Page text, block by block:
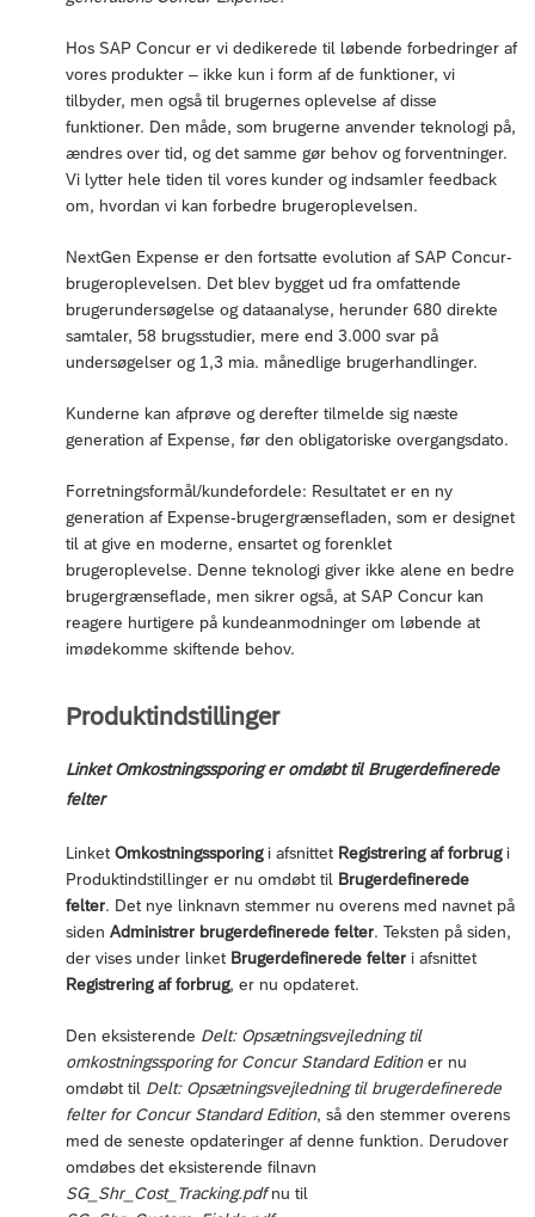
Hos SAP Concur er vi dedikerede til løbende forbedringer af
vores produkter – ikke kun i form af de funktioner, vi
tilbyder, men også til brugernes oplevelse af disse
funktioner. Den måde, som brugerne anvender teknologi på,
ændres over tid, og det samme gør behov og forventninger.
Vi lytter hele tiden til vores kunder og indsamler feedback
om, hvordan vi kan forbedre brugeroplevelsen.
NextGen Expense er den fortsatte evolution af SAP Concur-
brugeroplevelsen. Det blev bygget ud fra omfattende
brugerundersøgelse og dataanalyse, herunder 680 direkte
samtaler, 58 brugsstudier, mere end 3.000 svar på
undersøgelser og 1,3 mia. månedlige brugerhandlinger.
Kunderne kan afprøve og derefter tilmelde sig næste
generation af Expense, før den obligatoriske overgangsdato.
Forretningsformål/kundefordele: Resultatet er en ny
generation af Expense-brugergrænsefladen, som er designet
til at give en moderne, ensartet og forenklet
brugeroplevelse. Denne teknologi giver ikke alene en bedre
brugergrænseflade, men sikrer også, at SAP Concur kan
reagere hurtigere på kundeanmodninger om løbende at
imødekomme skiftende behov.
Produktindstillinger
Linket Omkostningssporing er omdøbt til Brugerdefinerede
felter
Linket Omkostningssporingi afsnittet Registrering af forbrugi
Produktindstillinger er nu omdøbt til Brugerdefinerede
felter. Det nye linknavn stemmer nu overens med navnet på
siden Administrer brugerdefinerede felter. Teksten på siden,
der vises under linket Brugerdefinerede felter i afsnittet
Registrering af forbrug, er nu opdateret.
Den eksisterende Delt: Opsætningsvejledning til
omkostningssporing for Concur Standard Editioner nu
omdøbt til Delt: Opsætningsvejledning til brugerdefinerede
felter for Concur Standard Edition, så den stemmer overens
med de seneste opdateringer af denne funktion. Derudover
omdøbes det eksisterende filnavn
SG_Shr_Cost_Tracking.pdfnu til